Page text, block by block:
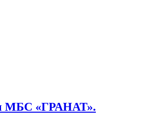
МБС «ГРАНАТ».